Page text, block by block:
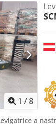
1 /8
a